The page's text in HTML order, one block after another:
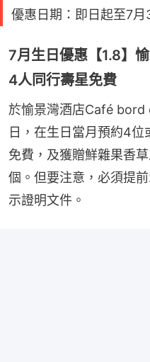
優惠日期：即日起至7月
7月生日優惠【1.8】
4人同行壽星免費
於愉景灣酒店Café
日，在生日當月預約4
免費，及獲贈鮮雜果香
個。但要注意，必須提
示證明文件。